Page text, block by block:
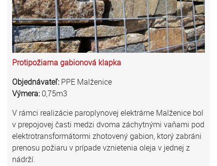
Protipožiarna gabionová klapka
Objednávateľ: PPE Malženice
Výmera: 0,75m3
V rámci realizácie paroplynovej elektrárne Malženice bol
v prepojovej časti medzi dvoma záchytnými vaňami pod
elektrotransformátormi zhotovený gabion, ktorý zabráni
prenosu požiaru v prípade vznietenia oleja v jednej z
nádrží.